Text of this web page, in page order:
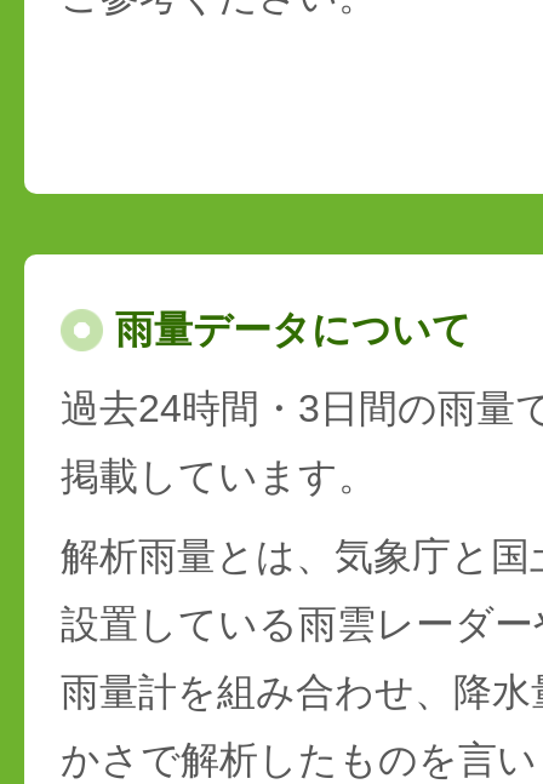
雨量データについて
過去24時間・3日間の雨量
掲載しています。
解析雨量とは、気象庁と
設置している雨雲レーダ
雨量計を組み合わせ、降
かさで解析したものを言